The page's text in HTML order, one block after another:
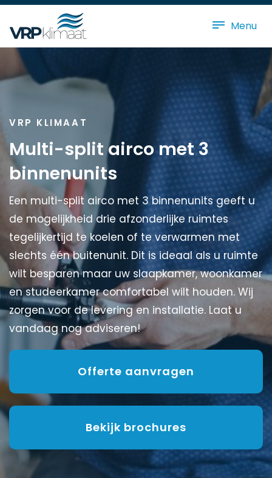
Menu
VRP KLIMAAT
Multi-split airco met 3
binnenunits
Een multi-split airco met 3 binnenunits geeft u
de mogelijkheid drie afzonderlijke ruimtes
tegelijkertijd te koelen of te verwarmen met
slechts één buitenunit. Dit is ideaal als u ruimte
wilt besparen maar uw slaapkamer, woonkamer
en studeerkamer comfortabel wilt houden. Wij
zorgen voor de levering en installatie. Laat u
vandaag nog adviseren!
Offerte aanvragen
Bekijk brochures